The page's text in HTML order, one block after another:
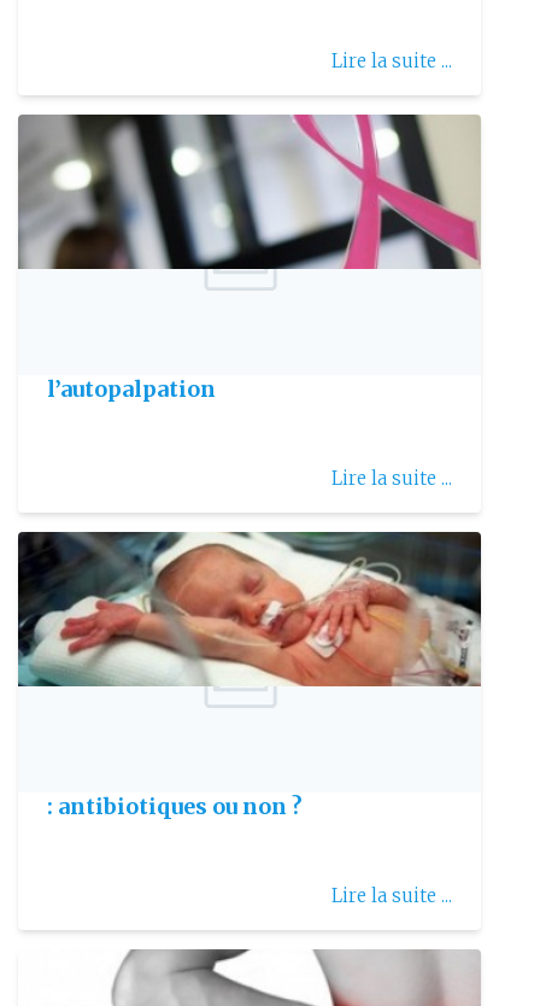
Lire la suite ...
l’autopalpation
Lire la suite ...
: antibiotiques ou non ?
Lire la suite ...